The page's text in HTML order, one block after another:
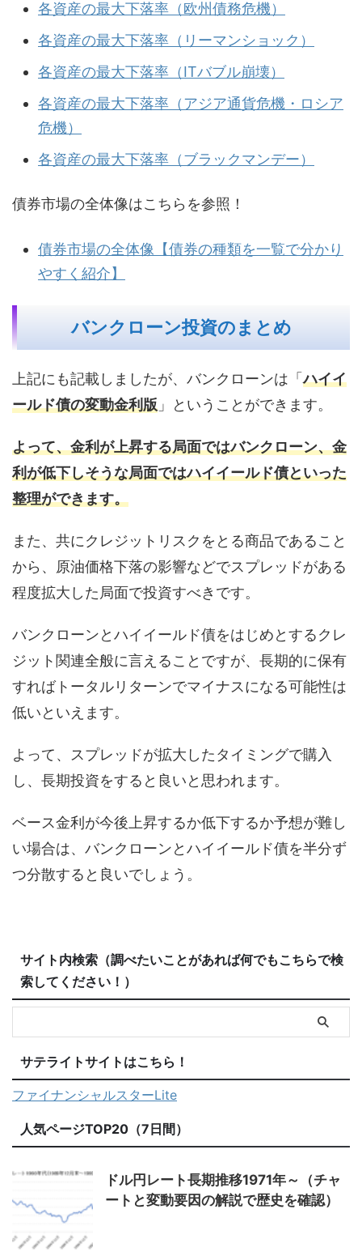
各資産の最大下落率（欧州債務危機）
各資産の最大下落率（リーマンショック）
各資産の最大下落率（ITバブル崩壊）
各資産の最大下落率（アジア通貨危機・ロシア
危機）
各資産の最大下落率（ブラックマンデー）
債券市場の全体像はこちらを参照！
債券市場の全体像【債券の種類を一覧で分かり
やすく紹介】
バンクローン投資のまとめ
上記にも記載しましたが、バンクローンは「ハイイ
ールド債の変動金利版 」ということができます。
よって、金利が上昇する局面ではバンクローン、金
利が低下しそうな局面ではハイイールド債といった
整理ができます。
また、共にクレジットリスクをとる商品であること
から、原油価格下落の影響などでスプレッドがある
程度拡大した局面で投資すべきです。
バンクローンとハイイールド債をはじめとするクレ
ジット関連全般に言えることですが、長期的に保有
すればトータルリターンでマイナスになる可能性は
低いといえます。
よって、スプレッドが拡大したタイミングで購入
し、長期投資をすると良いと思われます。
ベース金利が今後上昇するか低下するか予想が難し
い場合は、バンクローンとハイイールド債を半分ず
つ分散すると良いでしょう。
サイト内検索（調べたいことがあれば何でもこちらで検
索してください！）
サテライトサイトはこちら！
ファイナンシャルスターLite
人気ページTOP20（7日間）
ドル円レート長期推移1971年～（チャ
ートと変動要因の解説で歴史を確認）